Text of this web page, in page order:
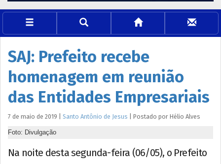
SAJ: Prefeito recebe
homenagem em reunião
das Entidades Empresariais
7 de maio de 2019 Santo Antônio de Jesus Postado por Hélio Alves
Foto: Divulgação
Na noite desta segunda-feira (06/05), o Prefeito